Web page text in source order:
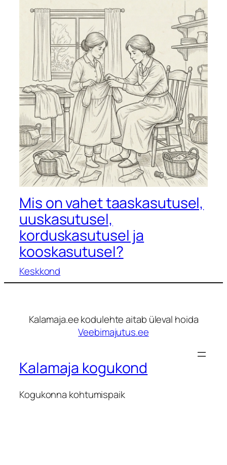
Mis on vahet taaskasutusel,
uuskasutusel,
korduskasutusel ja
kooskasutusel?
Keskkond
Kalamaja.ee kodulehte aitab üleval hoida
Veebimajutus.ee
Kalamaja kogukond
Kogukonna kohtumispaik